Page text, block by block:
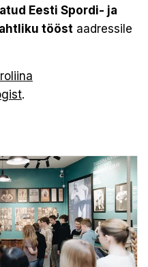
Eesti Spordi- ja
tööst aadressile
.